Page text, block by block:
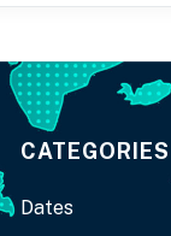
CATEGORIES
Dates